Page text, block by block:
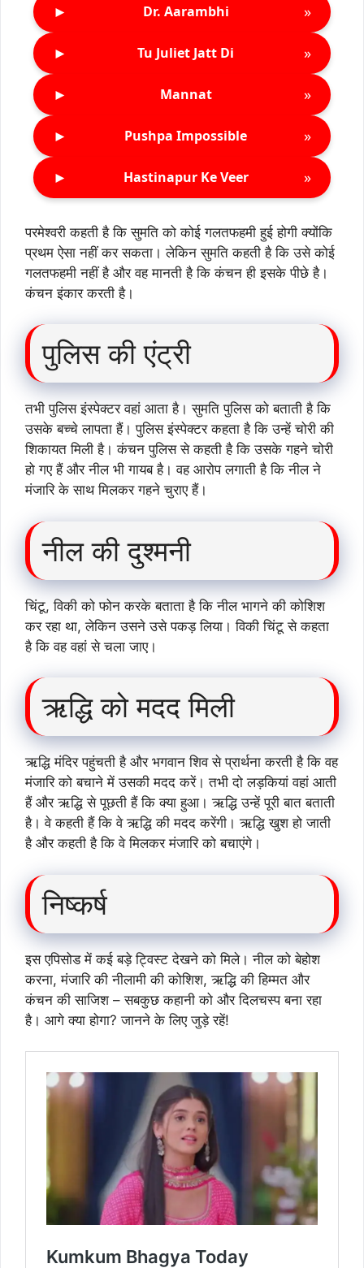
► Dr. Aarambhi »
► Tu Juliet Jatt Di »
► Mannat »
► Pushpa Impossible »
► Hastinapur Ke Veer »
परमेश्वरी कहती है कि सुमति को कोई गलतफहमी हुई होगी क्योंकि
प्रथम ऐसा नहीं कर सकता। लेकिन सुमति कहती है कि उसे कोई
गलतफहमी नहीं है और वह मानती है कि कंचन ही इसके पीछे है।
कंचन इंकार करती है।
पुलिस की एंट्री
तभी पुलिस इंस्पेक्टर वहां आता है। सुमति पुलिस को बताती है कि
उसके बच्चे लापता हैं। पुलिस इंस्पेक्टर कहता है कि उन्हें चोरी की
शिकायत मिली है। कंचन पुलिस से कहती है कि उसके गहने चोरी
हो गए हैं और नील भी गायब है। वह आरोप लगाती है कि नील ने
मंजारि के साथ मिलकर गहने चुराए हैं।
नील की दुश्मनी
चिंटू, विकी को फोन करके बताता है कि नील भागने की कोशिश
कर रहा था, लेकिन उसने उसे पकड़ लिया। विकी चिंटू से कहता
है कि वह वहां से चला जाए।
ऋद्धि को मदद मिली
ऋद्धि मंदिर पहुंचती है और भगवान शिव से प्रार्थना करती है कि वह
मंजारि को बचाने में उसकी मदद करें। तभी दो लड़कियां वहां आती
हैं और ऋद्धि से पूछती हैं कि क्या हुआ। ऋद्धि उन्हें पूरी बात बताती
है। वे कहती हैं कि वे ऋद्धि की मदद करेंगी। ऋद्धि खुश हो जाती
है और कहती है कि वे मिलकर मंजारि को बचाएंगे।
निष्कर्ष
इस एपिसोड में कई बड़े ट्विस्ट देखने को मिले। नील को बेहोश
करना, मंजारि की नीलामी की कोशिश, ऋद्धि की हिम्मत और
कंचन की साजिश – सबकुछ कहानी को और दिलचस्प बना रहा
है। आगे क्या होगा? जानने के लिए जुड़े रहें!